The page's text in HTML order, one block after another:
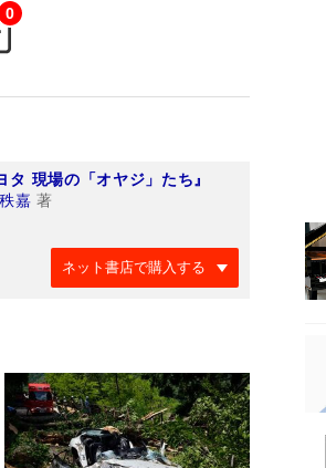
0
タ 現場の「オヤジ」たち』
嘉 著
ネット書店で購入する